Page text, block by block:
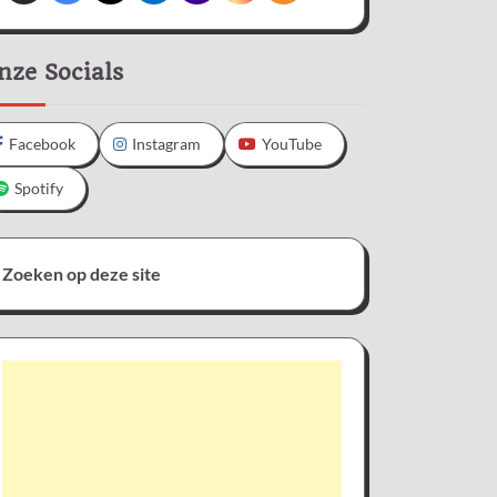
Socials
Facebook Instagram YouTube
Spotify
Zoeken op deze site